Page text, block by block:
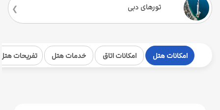
تورهای دبی
امکانات هتل امکانات اتاق خدمات هتل تفریحات